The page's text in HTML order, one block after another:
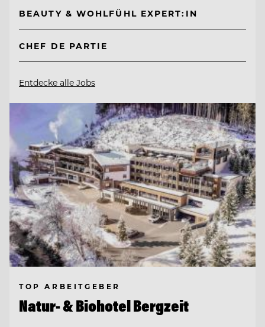
BEAUTY & WOHLFÜHL EXPERT:IN
CHEF DE PARTIE
Entdecke alle Jobs
TOP ARBEITGEBER
Natur- & Biohotel Bergzeit